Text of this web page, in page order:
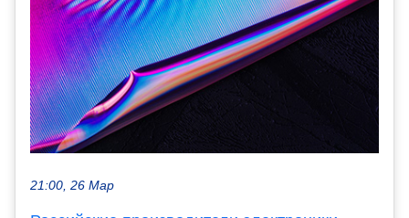
21:00, 26 Мар